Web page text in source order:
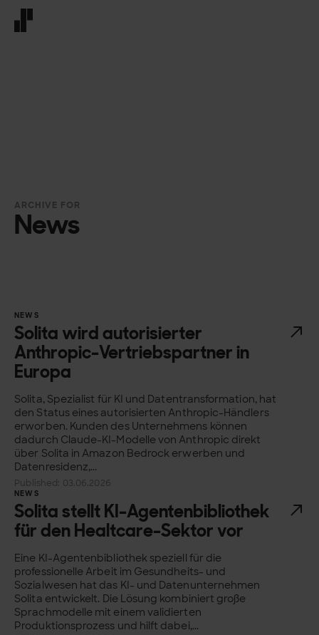
ARCHIVE FOR
News
NEWS
Solita wird autorisierter
Anthropic-Vertriebspartner in
Europa
Solita, Spezialist für KI und Datentransformation, hat
den Status eines autorisierten Anthropic-Händlers
erworben. Kunden des Unternehmens können
dadurch Claude-KI-Modelle von Anthropic direkt
über Solita in Amazon Bedrock erwerben und
Datenresidenz,...
Published: 03.06.2026
NEWS
Solita stellt KI-Agentenbibliothek
für den Healtcare-Sektor vor
Eine KI-Agentenbibliothek speziell für die
professionelle Arbeit im Gesundheits- und
Sozialwesen hat das KI- und Datenunternehmen
Solita entwickelt. Die Lösung kombiniert große
Sprachmodelle mit einem validierten
Produktionsprozess und hilft dabei,...